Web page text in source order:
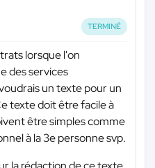
TERMINÉ
lorsque l'on
des services
un texte pour un
texte doit être facile à
être simples comme
à la 3e personne svp.